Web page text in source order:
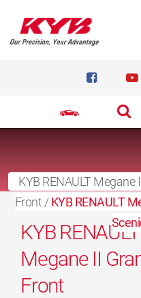
KYB RENAULT Megane
Front /KYB RENAULT
27. mars 2017
KYB
Megane II
Front